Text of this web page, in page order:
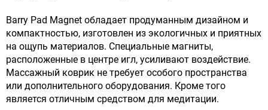
Barry Pad Magnet обладает продуманным дизайном и
компактностью, изготовлен из экологичных и приятных
на ощупь материалов. Специальные магниты,
расположенные в центре игл, усиливают воздействие.
Массажный коврик не требует особого пространства
или дополнительного оборудования. Кроме того
является отличным средством для медитации.